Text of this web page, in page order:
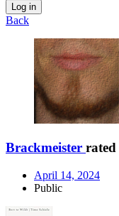
Log in
Back
Brackmeister rated
April 14, 2024
Public